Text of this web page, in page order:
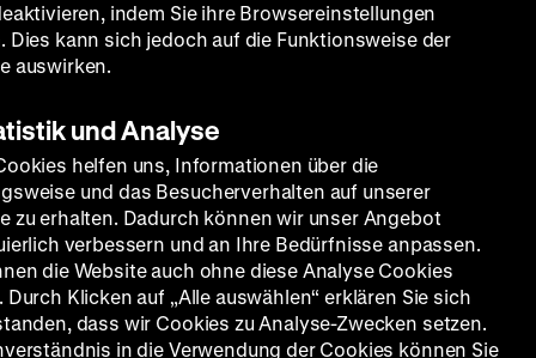
indem Sie ihre Browsereinstellungen
Dies kann sich jedoch auf die Funktionsweise der
auswirken.
und Analyse
helfen uns, Informationen über die
und das Besucherverhalten auf unserer
zu erhalten. Dadurch können wir unser Angebot
verbessern und an Ihre Bedürfnisse anpassen.
die Website auch ohne diese Analyse Cookies
Durch Klicken auf „Alle auswählen“ erklären Sie sich
dass wir Cookies zu Analyse-Zwecken setzen.
in die Verwendung der Cookies können Sie